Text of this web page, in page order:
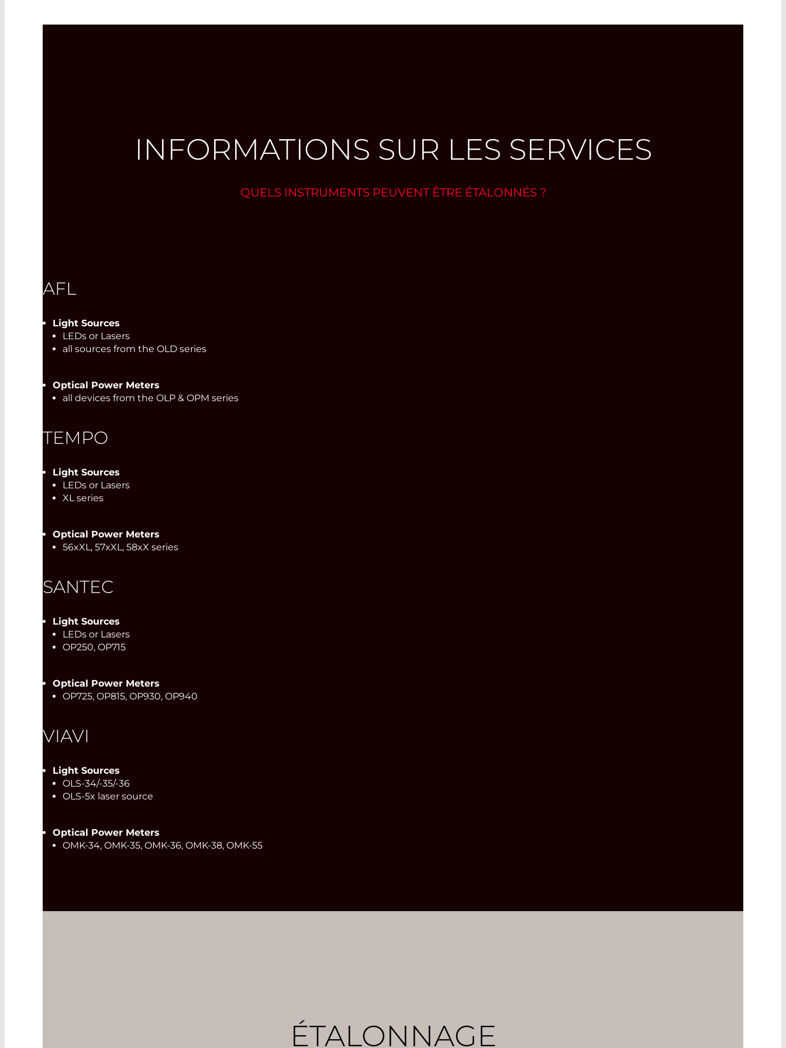
INFORMATIONS SUR LES SERVICES
QUELS INSTRUMENTS PEUVENT ÊTRE ÉTALONNÉS ?
AFL
Light Sources
LEDs or Lasers
all sources from the OLD series
Optical Power Meters
all devices from the OLP & OPM series
TEMPO
Light Sources
LEDs or Lasers
XL series
Optical Power Meters
56xXL, 57xXL, 58xX series
SANTEC
Light Sources
LEDs or Lasers
OP250, OP715
Optical Power Meters
OP725, OP815, OP930, OP940
VIAVI
Light Sources
OLS-34/-35/-36
OLS-5x laser source
Optical Power Meters
OMK-34, OMK-35, OMK-36, OMK-38, OMK-55
ÉTALONNAGE